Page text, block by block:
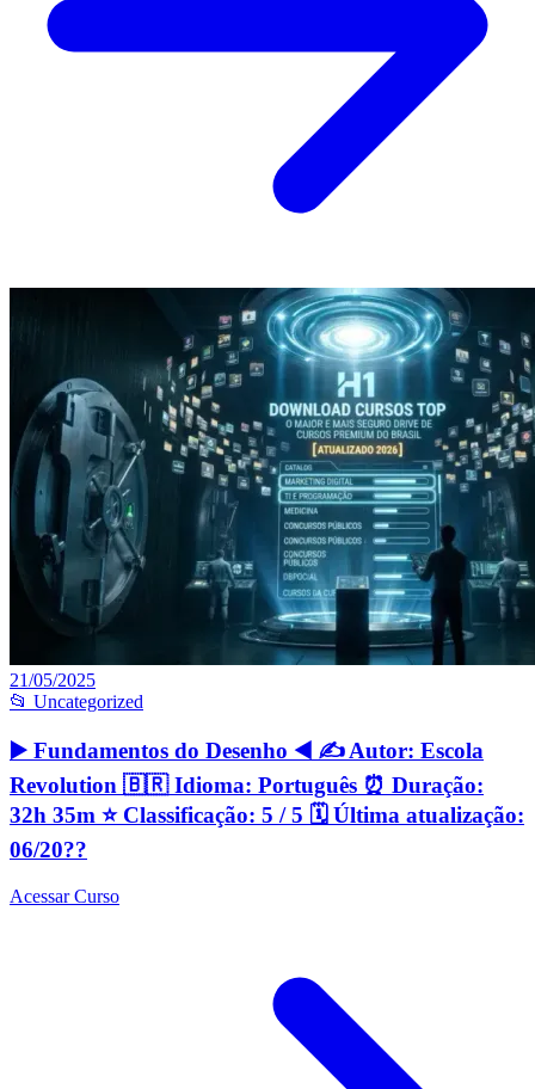
21/05/2025
📂 Uncategorized
▶️ Fundamentos do Desenho ◀️ ✍️ Autor: Escola
Revolution 🇧🇷 Idioma: Português ⏰ Duração:
32h 35m ⭐️ Classificação: 5 / 5 🗓 Última atualização:
06/20??
Acessar Curso